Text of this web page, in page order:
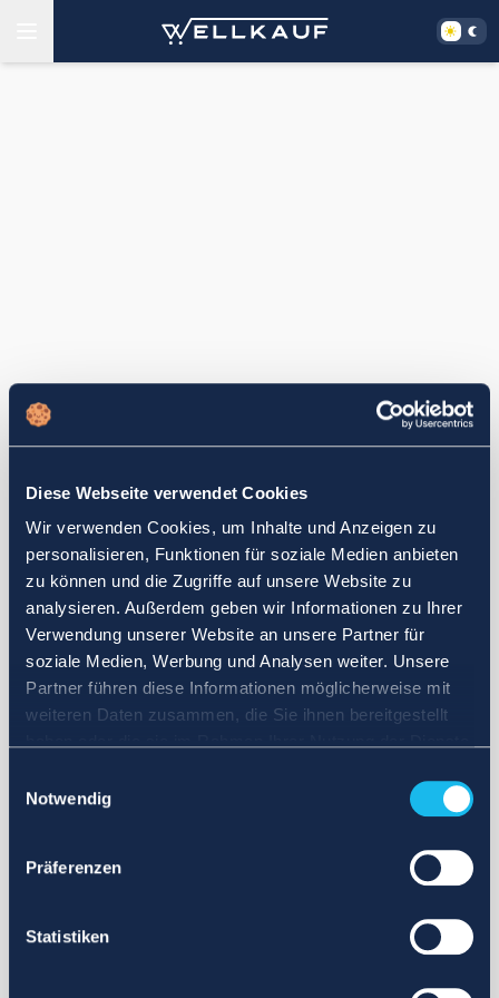
Diese Webseite verwendet Cookies
Wir verwenden Cookies, um Inhalte und Anzeigen zu
personalisieren, Funktionen für soziale Medien anbieten
zu können und die Zugriffe auf unsere Website zu
analysieren. Außerdem geben wir Informationen zu Ihrer
Verwendung unserer Website an unsere Partner für
soziale Medien, Werbung und Analysen weiter. Unsere
Partner führen diese Informationen möglicherweise mit
weiteren Daten zusammen, die Sie ihnen bereitgestellt
Notwendig
Präferenzen
Statistiken